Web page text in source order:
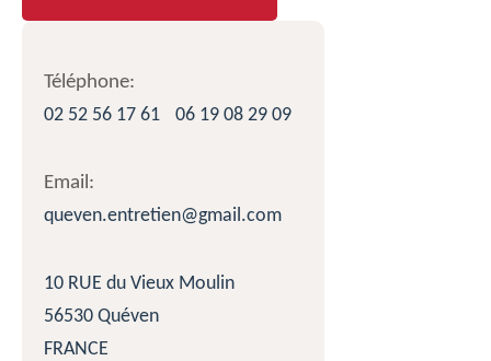
Téléphone:
02 52 56 17 61
06 19 08 29 09
Email:
queven.entretien@gmail.com
10 RUE du Vieux Moulin
56530 Quéven
FRANCE